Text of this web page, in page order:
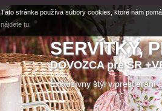
SERVÍTKY,
DOVOZCA pre SR
Exkluzívny štýl v
Táto stránka používa súbory cookies, ktoré nám
nájdete tu.